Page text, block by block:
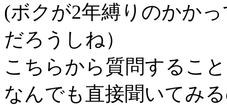
(ボクが2年縛りのかか
だろうしね）
こちらから質問するこ
なんでも直接聞いてみ